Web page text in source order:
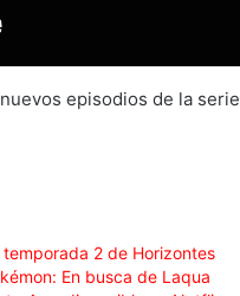
episodios de la serie
temporada 2 de Horizontes
En busca de Laqua